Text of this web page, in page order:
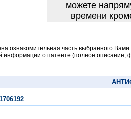
можете
времени
ознакомительная часть выбранного Вами
информации о патенте (полное описание,